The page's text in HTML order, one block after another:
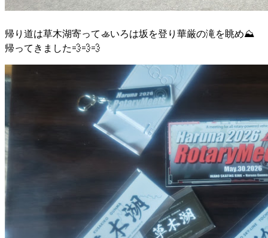
帰り道は草木湖寄って🚣いろは坂を登り華厳の滝を眺め⛰️
帰ってきました💨💨💨